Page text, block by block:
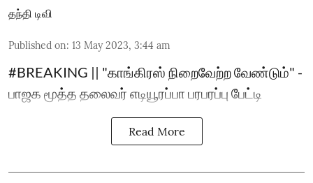
தந்தி டிவி
Published on: 13 May 2023, 3:44 am
#BREAKING || "காங்கிரஸ் நிறைவேற்ற வேண்டும்" -
பாஜக மூத்த தலைவர் எடியூரப்பா பரபரப்பு பேட்டி
Read More